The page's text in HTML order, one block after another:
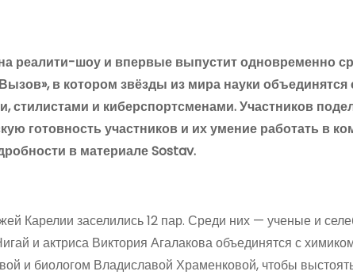
реалити-шоу и впервые выпустит одновременно
в котором звёзды из мира науки
стилистами и киберспортсменами. Участников
готовность участников и их умение работать в
в материале Sostav.
Карелии заселились 12 пар. Среди них — ученые и
и актриса Виктория Агалакова объединятся с
и биологом Владиславой Храменковой, чтобы